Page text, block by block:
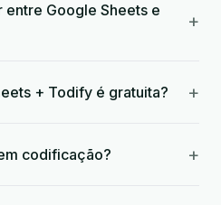
entre Google Sheets e
+
+ Todify é gratuita? +
codificação? +